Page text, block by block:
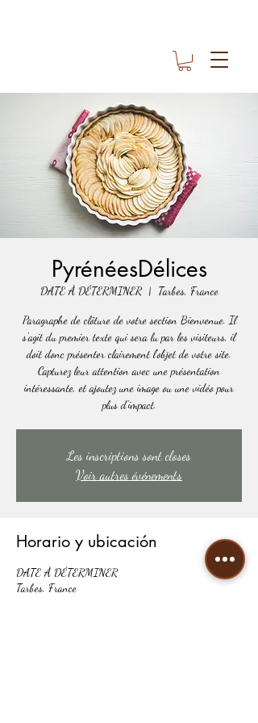
PyrénéesDélices
DATE À DÉTERMINER
  |
Tarbes, France
Paragraphe de clôture de votre section Bienvenue. Il
s'agit du premier texte qui sera lu par les visiteurs, il
doit donc présenter clairement l'objet de votre site.
Capturez leur attention avec une présentation
intéressante, et ajoutez une image ou une vidéo pour
plus d'impact.
Les inscriptions sont closes
Voir autres événements
Horario y ubicación
DATE À DÉTERMINER
Tarbes, France